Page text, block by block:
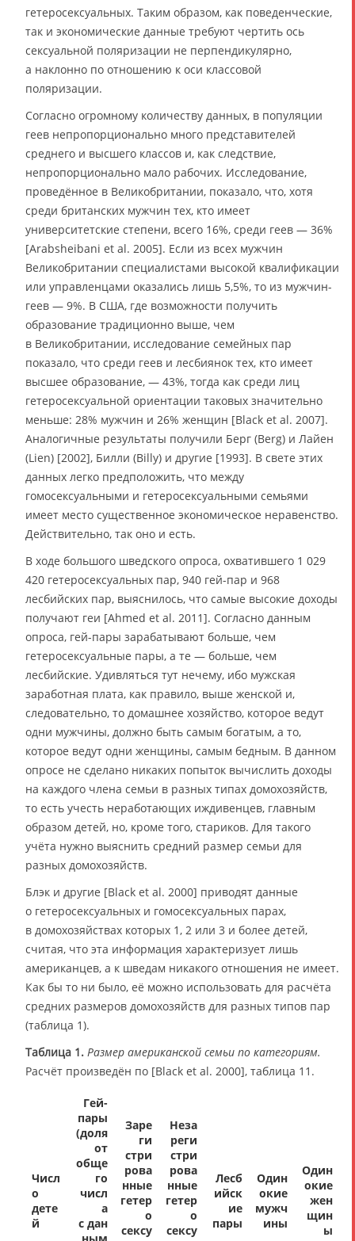
гетеросексуальных. Таким образом, как поведенческие,
так и экономические данные требуют чертить ось
сексуальной поляризации не перпендикулярно,
а наклонно по отношению к оси классовой
поляризации.
Согласно огромному количеству данных, в популяции
геев непропорционально много представителей
среднего и высшего классов и, как следствие,
непропорционально мало рабочих. Исследование,
проведённое в Великобритании, показало, что, хотя
среди британских мужчин тех, кто имеет
университетские степени, всего 16%, среди геев — 36%
[Arabsheibani et al. 2005]. Если из всех мужчин
Великобритании специалистами высокой квалификации
или управленцами оказались лишь 5,5%, то из мужчин-
геев — 9%. В США, где возможности получить
образование традиционно выше, чем
в Великобритании, исследование семейных пар
показало, что среди геев и лесбиянок тех, кто имеет
высшее образование, — 43%, тогда как среди лиц
гетеросексуальной ориентации таковых значительно
меньше: 28% мужчин и 26% женщин [Black et al. 2007].
Аналогичные результаты получили Берг (Berg) и Лайен
(Lien) [2002], Билли (Billy) и другие [1993]. В свете этих
данных легко предположить, что между
гомосексуальными и гетеросексуальными семьями
имеет место существенное экономическое неравенство.
Действительно, так оно и есть.
В ходе большого шведского опроса, охватившего 1 029
420 гетеросексуальных пар, 940 гей-пар и 968
лесбийских пар, выяснилось, что самые высокие доходы
получают геи [Ahmed et al. 2011]. Согласно данным
опроса, гей-пары зарабатывают больше, чем
гетеросексуальные пары, а те — больше, чем
лесбийские. Удивляться тут нечему, ибо мужская
заработная плата, как правило, выше женской и,
следовательно, то домашнее хозяйство, которое ведут
одни мужчины, должно быть самым богатым, а то,
которое ведут одни женщины, самым бедным. В данном
опросе не сделано никаких попыток вычислить доходы
на каждого члена семьи в разных типах домохозяйств,
то есть учесть неработающих иждивенцев, главным
образом детей, но, кроме того, стариков. Для такого
учёта нужно выяснить средний размер семьи для
разных домохозяйств.
Блэк и другие [Black et al. 2000] приводят данные
о гетеросексуальных и гомосексуальных парах,
в домохозяйствах которых 1, 2 или 3 и более детей,
считая, что эта информация характеризует лишь
американцев, а к шведам никакого отношения не имеет.
Как бы то ни было, её можно использовать для расчёта
средних размеров домохозяйств для разных типов пар
(таблица 1).
Таблица 1. Размер американской семьи по категориям.
Расчёт произведён по [Black et al. 2000], таблица 11.
Числ
о
дете
й
Гей-
пары
(доля
от
обще
го
числ
а
с дан
ным
Заре
ги
стри
рова
нные
гетер
о
сексу
Неза
реги
стри
рова
нные
гетер
о
сексу
Лесб
ийск
ие
пары
Один
окие
мужч
ины
Один
окие
жен
щин
ы